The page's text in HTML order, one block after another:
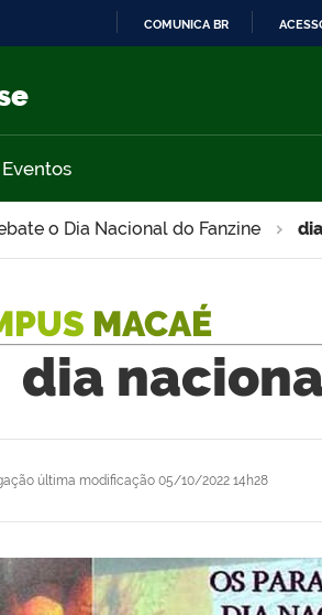
COMUNICA BR
o Dia Nacional do Fanzine
MACAÉ
dia
última modificação 05/10/2022 14h28